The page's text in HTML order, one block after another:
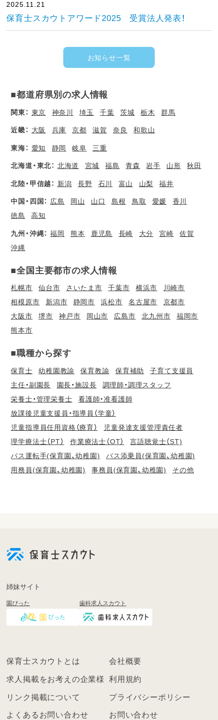
2025.11.21
保育士スカウトアワード2025 受賞法人発表！
お知らせ一覧
■都道府県別の求人情報
関東： 東京 神奈川 埼玉 千葉 茨城 栃木 群馬
近畿： 大阪 兵庫 京都 滋賀 奈良 和歌山
東海： 愛知 静岡 岐阜 三重
北海道・東北： 北海道 宮城 福島 青森 岩手 山形 秋田
北陸・甲信越： 新潟 長野 石川 富山 山梨 福井
中国・四国： 広島 岡山 山口 島根 鳥取 愛媛
香川
徳島
高知
九州・沖縄： 福岡 熊本 鹿児島 長崎 大分 宮崎
佐賀
沖縄
■全国主要都市の求人情報
札幌市 仙台市 さいたま市 千葉市 横浜市
川崎市
相模原市
新潟市 静岡市 浜松市 名古屋市
京都市
大阪市
堺市 神戸市 岡山市 広島市 北九州市
福岡市
熊本市
■職種から探す
保育士 幼稚園教諭 保育教諭 保育補助
子育て支援員
主任・副園長
園長・施設長
調理師・調理スタッフ
栄養士・管理栄養士
看護師・准看護師
放課後児童支援員・指導員（学童）
児童指導員任用資格（療育）
児童発達支援管理責任者
理学療法士（PT）
作業療法士（OT）
言語聴覚士（ST)
バス運転手(保育園、幼稚園)
バス添乗員(保育園、幼稚園)
用務員(保育園、幼稚園)
事務員(保育園、幼稚園) その他
登
く
ン
姉妹サイト
園ぴった 歯科求人スカウト
保育士スカウトとは 会社概要
求人掲載をお考えの企業様 利用規約
リンク掲載について プライバシーポリシー
よくあるお問い合わせ お問い合わせ